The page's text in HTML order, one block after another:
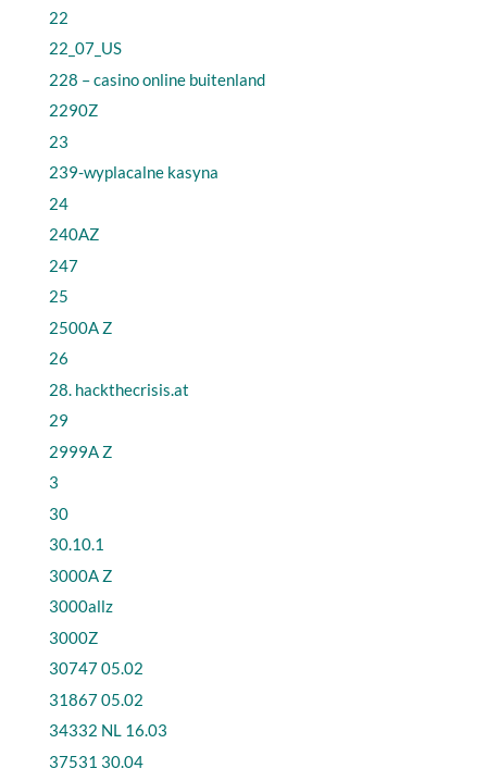
22
22_07_US
228 – casino online buitenland
2290Z
23
239-wyplacalne kasyna
24
240AZ
247
25
2500A Z
26
28. hackthecrisis.at
29
2999A Z
3
30
30.10.1
3000A Z
3000allz
3000Z
30747 05.02
31867 05.02
34332 NL 16.03
37531 30.04